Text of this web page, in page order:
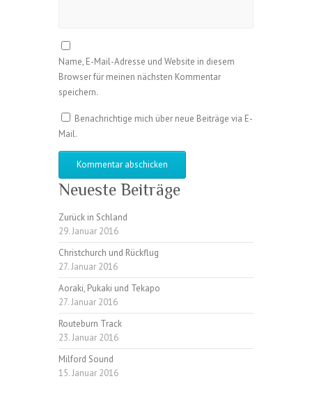
Name, E-Mail-Adresse und Website in diesem
Browser für meinen nächsten Kommentar
speichern.
Benachrichtige mich über neue Beiträge via E-
Mail.
Neueste Beiträge
Zurück in Schland
29. Januar 2016
Christchurch und Rückflug
27. Januar 2016
Aoraki, Pukaki und Tekapo
27. Januar 2016
Routeburn Track
23. Januar 2016
Milford Sound
15. Januar 2016